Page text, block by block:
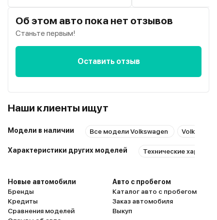
Об этом авто пока нет отзывов
Станьте первым!
Оставить отзыв
Наши клиенты ищут
Модели в наличии Все модели Volkswagen
Характеристики других моделей Технические
Новые автомобили
Бренды
Кредиты
Сравнения моделей
Авто с пробегом
Каталог авто с пробегом
Заказ автомобиля
Выкуп